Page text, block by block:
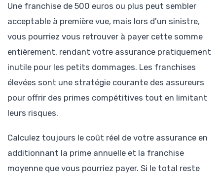
Une franchise de 500 euros ou plus peut sembler
acceptable à première vue, mais lors d'un sinistre,
vous pourriez vous retrouver à payer cette somme
entièrement, rendant votre assurance pratiquement
inutile pour les petits dommages. Les franchises
élevées sont une stratégie courante des assureurs
pour offrir des primes compétitives tout en limitant
leurs risques.
Calculez toujours le coût réel de votre assurance en
additionnant la prime annuelle et la franchise
moyenne que vous pourriez payer. Si le total reste